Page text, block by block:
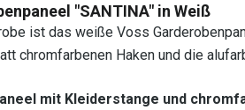
"SANTINA" in Weiß
ist das weiße Voss
chromfarbenen Haken und die
mit Kleiderstange und